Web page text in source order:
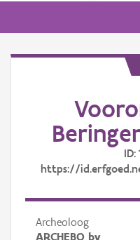
ID:
https://
Archeoloog
ARCHEBO bv